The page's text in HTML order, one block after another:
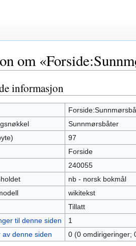
om
informasjon
Sunnmørsbåter
97
Forside
240055
nb - norsk bokmål
wikitekst
Tillatt
til denne siden
1
denne siden
0 (0 omdirigeringer;